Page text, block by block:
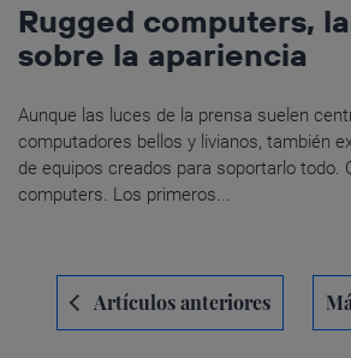
Rugged computers,
sobre la apariencia
Aunque las luces de la prensa suelen
computadores bellos y livianos, también
de equipos creados para soportarlo todo.
computers. Los primeros...
Navegación
entradas
Artículos anteriores